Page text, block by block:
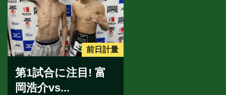
前日計量
第1試合に注目! 富
岡浩介vs...